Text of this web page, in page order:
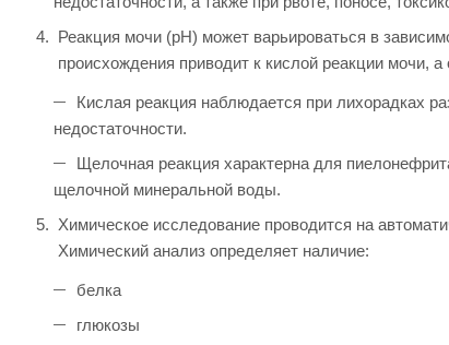
Реакция мочи (рН) может варьироваться в
происхождения приводит к кислой реакции мочи,
Кислая реакция наблюдается при лихорадках
недостаточности.
Щелочная реакция характерна для
щелочной минеральной воды.
Химическое исследование проводится на
Химический анализ определяет наличие:
белка
глюкозы